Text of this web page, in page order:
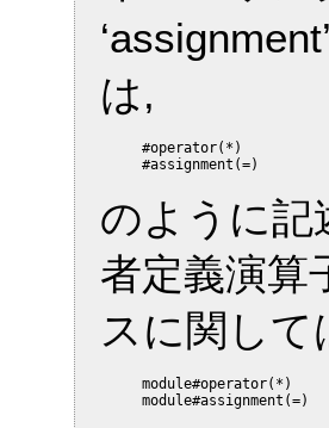
は,
     #operator(*)
のように記
者定義演算
スに関し
     module#operator(*)